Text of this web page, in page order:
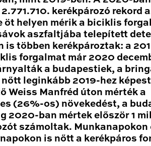
kerékpározó rekord
öt helyen mérik a biciklis
aszfaltjába telepített
is többen kerékpároztak: a
forgalmat már 2020
a budapestiek, a
leginkább 2019-hez
Weiss Manfréd úton mérték a
(26%-os) növekedést, a
2020-ban mértek először 1
számoltak. Munkanapokon
is nőtt a kerékpáros